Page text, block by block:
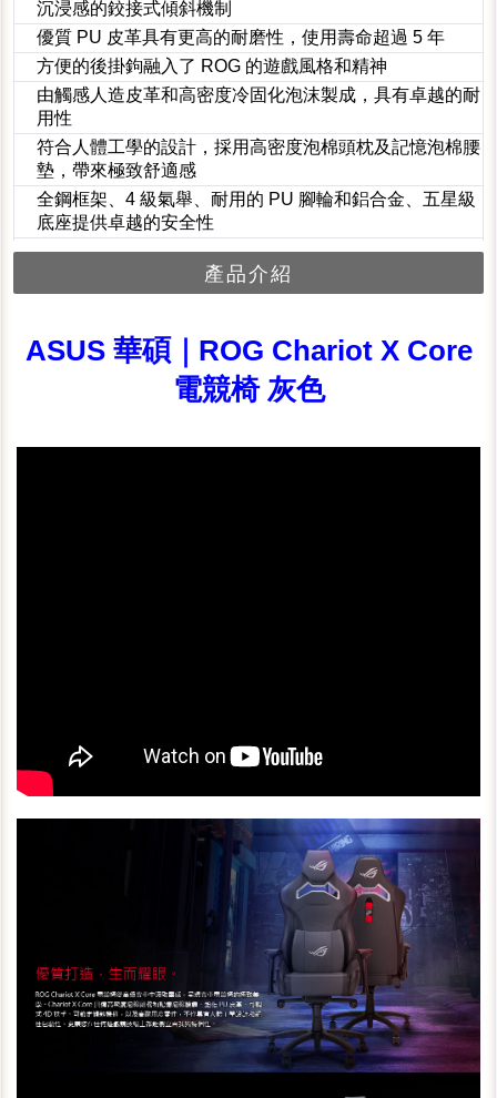
沉浸感的鉸接式傾斜機制
優質 PU 皮革具有更高的耐磨性，使用壽命超過 5 年
方便的後掛鉤融入了 ROG 的遊戲風格和精神
由觸感人造皮革和高密度冷固化泡沫製成，具有卓越的耐
用性
符合人體工學的設計，採用高密度泡棉頭枕及記憶泡棉腰
墊，帶來極致舒適感
全鋼框架、4 級氣舉、耐用的 PU 腳輪和鋁合金、五星級
底座提供卓越的安全性
產品介紹
ASUS 華碩｜ROG Chariot X Core
電競椅 灰色